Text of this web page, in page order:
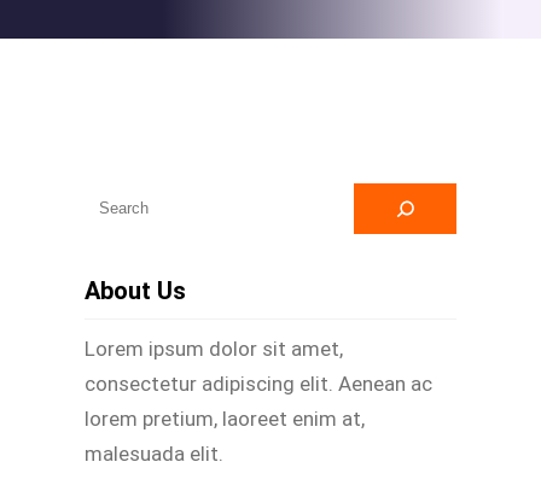
About Us
Lorem ipsum dolor sit amet,
consectetur adipiscing elit. Aenean ac
lorem pretium, laoreet enim at,
malesuada elit.